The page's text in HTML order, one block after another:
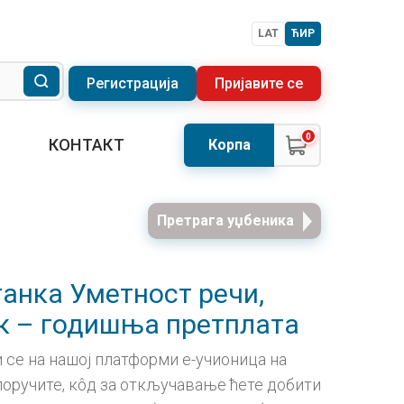
LAT ЋИР
Регистрација Пријавите се
КОНТАКТ Корпа 0
Претрага уџбеника
Уметност речи,
– годишња претплата
се на нашој платформи е-учионица на
кôд за откључавање ћете добити